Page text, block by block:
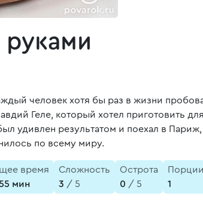
руками
человек хотя бы раз в жизни
Геле, который хотел приготовить
удивлен результатом и поехал в
по всему миру.
время
мин
Сложность
3 / 5
Острота
0 / 5
Порции
1